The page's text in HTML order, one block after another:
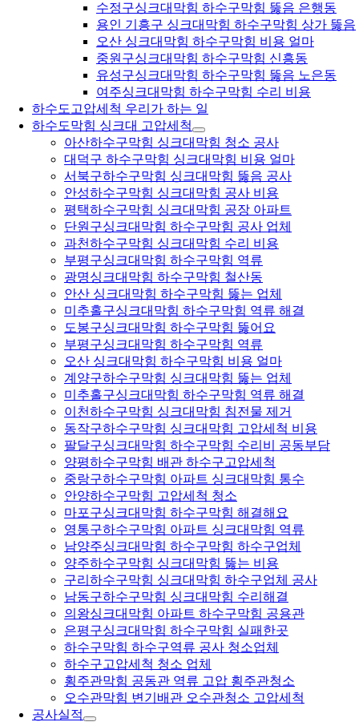
수정구싱크대막힘 하수구막힘 뚫음 은행동
용인 기흥구 싱크대막힘 하수구막힘 상가 뚫음
오산 싱크대막힘 하수구막힘 비용 얼마
중원구싱크대막힘 하수구막힘 신흥동
유성구싱크대막힘 하수구막힘 뚫음 노은동
여주싱크대막힘 하수구막힘 수리 비용
하수도고압세척 우리가 하는 일
하수도막힘 싱크대 고압세척
아산하수구막힘 싱크대막힘 청소 공사
대덕구 하수구막힘 싱크대막힘 비용 얼마
서북구하수구막힘 싱크대막힘 뚫음 공사
안성하수구막힘 싱크대막힘 공사 비용
평택하수구막힘 싱크대막힘 공장 아파트
단원구싱크대막힘 하수구막힘 공사 업체
과천하수구막힘 싱크대막힘 수리 비용
부평구싱크대막힘 하수구막힘 역류
광명싱크대막힘 하수구막힘 철산동
안산 싱크대막힘 하수구막힘 뚫는 업체
미추홀구싱크대막힘 하수구막힘 역류 해결
도봉구싱크대막힘 하수구막힘 뚫어요
부평구싱크대막힘 하수구막힘 역류
오산 싱크대막힘 하수구막힘 비용 얼마
계양구하수구막힘 싱크대막힘 뚫는 업체
미추홀구싱크대막힘 하수구막힘 역류 해결
이천하수구막힘 싱크대막힘 침전물 제거
동작구하수구막힘 싱크대막힘 고압세척 비용
팔달구싱크대막힘 하수구막힘 수리비 공동부담
양평하수구막힘 배관 하수구고압세척
중랑구하수구막힘 아파트 싱크대막힘 통수
안양하수구막힘 고압세척 청소
마포구싱크대막힘 하수구막힘 해결해요
영통구하수구막힘 아파트 싱크대막힘 역류
남양주싱크대막힘 하수구막힘 하수구업체
양주하수구막힘 싱크대막힘 뚫는 비용
구리하수구막힘 싱크대막힘 하수구업체 공사
남동구하수구막힘 싱크대막힘 수리해결
의왕싱크대막힘 아파트 하수구막힘 공용관
은평구싱크대막힘 하수구막힘 실패한곳
하수구막힘 하수구역류 공사 청소업체
하수구고압세척 청소 업체
횡주관막힘 공동관 역류 고압 횡주관청소
오수관막힘 변기배관 오수관청소 고압세척
공사실적